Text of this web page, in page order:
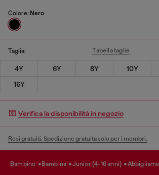
Colore: Nero
Taglia: Tabella taglie
4Y 6Y 8Y 10Y
16Y
Verifica la disponibilità in negozio
Resi gratuiti. Spedizione gratuita solo per i membri.
bambino bambina junior (4-16 anni)